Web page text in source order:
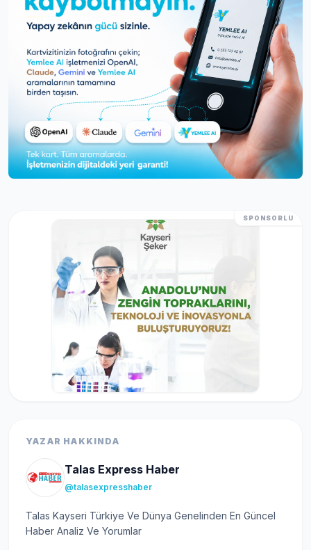
SPONSORLU
YAZAR HAKKINDA
Talas Express Haber
@talasexpresshaber
Talas Kayseri Türkiye Ve Dünya Genelinden En Güncel
Haber Analiz Ve Yorumlar